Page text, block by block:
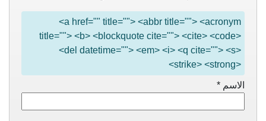
<a href="" title=""> <abbr title=""> <acronym
title=""> <b> <blockquote cite=""> <cite> <code>
<del datetime=""> <em> <i> <q cite=""> <s>
<strike> <strong>
الاسم *